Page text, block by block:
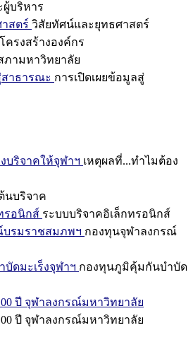
บริหาร
สตร์ วิสัยทัศน์และยุทธศาสตร์
โครงสร้างองค์กร
ภามหาวิทยาลัย
สาธารณะ การเปิดเผยข้อมูลสู่
บริจาคให้จุฬาฯ เหตุผลที่...ทำไมต้อง
นบริจาค
รอนิกส์ ระบบบริจาคอิเล็กทรอนิกส์
รมราชสมภพฯ กองทุนจุฬาลงกรณ์
ดมะเร็งจุฬาฯ กองทุนภูมิคุ้มกันบำบัด
ปี จุฬาลงกรณ์มหาวิทยาลัย
ปี จุฬาลงกรณ์มหาวิทยาลัย